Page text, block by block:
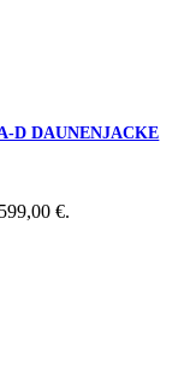
D DAUNENJACKE
€.